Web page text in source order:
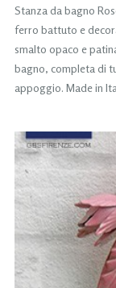
Stanza da bagno
ferro battuto e
smalto opaco e
bagno, completa di
appoggio. Made in